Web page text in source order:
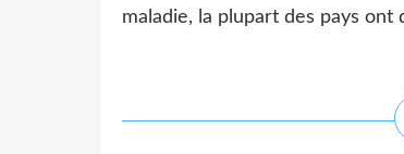
maladie, la plupart des pays ont